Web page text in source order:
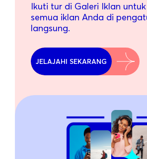
Ikuti tur di Galeri Iklan
semua iklan Anda di
langsung.
JELAJAHI SEKARANG